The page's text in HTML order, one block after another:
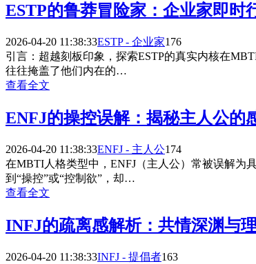
ESTP的鲁莽冒险家：企业家即时
2026-04-20 11:38:33ESTP - 企业家176
引言：超越刻板印象，探索ESTP的真实内核在
往往掩盖了他们内在的…
查看全文
ENFJ的操控误解：揭秘主人公的
2026-04-20 11:38:33ENFJ - 主人公174
在MBTI人格类型中，ENFJ（主人公）常被误解为
到“操控”或“控制欲”，却…
查看全文
INFJ的疏离感解析：共情深渊与
2026-04-20 11:38:33INFJ - 提倡者163